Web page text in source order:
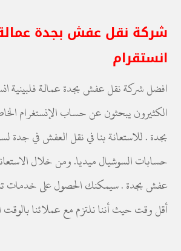
شركة نقل عفش بجدة عمالة
انستقرام
افضل شركة نقل عفش بجدة عمالة فلبينية
الكثيرون يبحثون عن حساب الإنستغرام
بجدة . للاستعانة بنا في نقل العفش في جدة
حسابات السوشيال ميديا. ومن خلال
عفش بجدة . سيمكنك الحصول على خدمات
أقل وقت حيث أننا نلتزم مع عملائنا بالوقت